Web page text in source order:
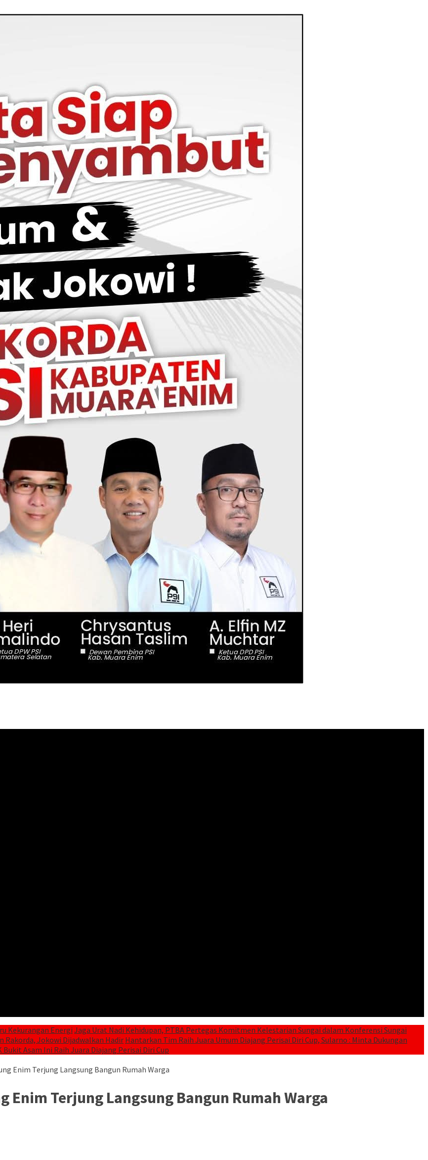
Kekurangan Energi Jaga Urat Nadi Kehidupan, PTBA Pertegas Komitmen Kelestarian Sungai dalam Konferensi Sungai
Rakorda, Jokowi Dijadwalkan Hadir Hantarkan Tim Raih Juara Umum Diajang Perisai Diri Cup, Sularno : Minta Dukungan
Asam Ini Raih Juara Diajang Perisai Diri Cup
Enim Terjung Langsung Bangun Rumah Warga
Enim Terjung Langsung Bangun Rumah Warga